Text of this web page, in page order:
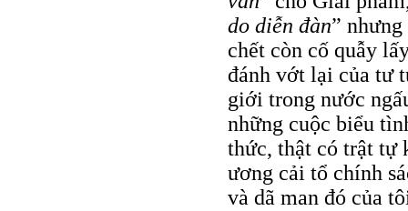
do diễn đàn”
chết còn cố quẫy
đánh vớt lại của tư
giới trong nước
những cuộc biểu
thức, thật có trật tự
ương cải tổ chính
và dã man đó của